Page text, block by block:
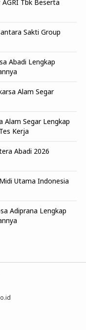
Tbk Beserta
Sakti Group
Abadi Lengkap
Alam Segar
Alam Segar Lengkap
Kerja
Abadi 2026
Utama Indonesia
Adiprana Lengkap